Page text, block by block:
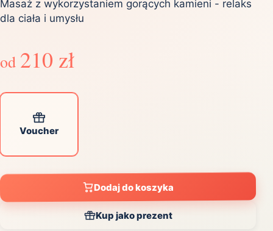
Masaż z wykorzystaniem gorących kamieni - relaks
dla ciała i umysłu
od 210 zł
Voucher
Dodaj do koszyka
Kup jako prezent